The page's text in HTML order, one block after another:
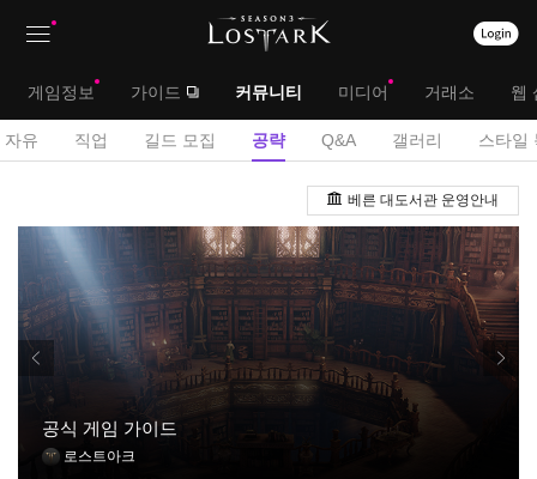
뉴
대
메
게임정보 가이드 커뮤니티 미디어 거래소 웹
서
메
뉴
자유 직업 길드 모집 공략 Q&A 갤러리 스타일
시
베른 대도서관 운영안내
공식 게임 가이드
로스트아크